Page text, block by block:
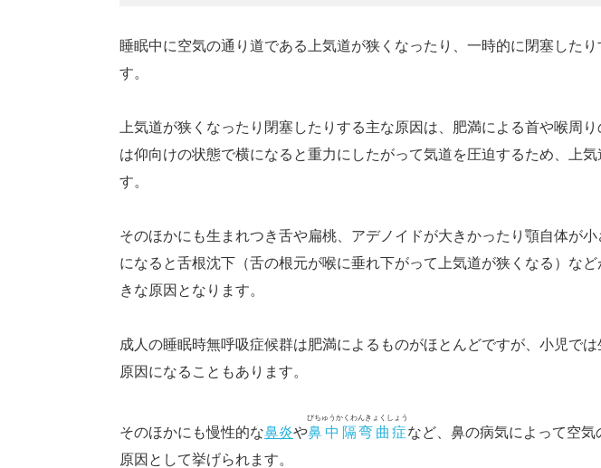
睡眠中に空気の通り道である上気道が狭くなったり、一時的に閉塞した
す。
上気道が狭くなったり閉塞したりする主な原因は、肥満による首や喉周
は仰向けの状態で横になると重力にしたがって気道を圧迫するため、上
す。
そのほかにも生まれつき舌や扁桃、アデノイドが大きかったり顎自体が
になると舌根沈下（舌の根元が喉に垂れ下がって上気道が狭くなる）な
きな原因となります。
成人の睡眠時無呼吸症候群は肥満によるものがほとんどですが、小児で
原因になることもあります。
そのほかにも慢性的な鼻炎や鼻中隔弯曲症
びちゅうかくわんきょくしょう
など、鼻の病気によって空
原因として挙げられます。